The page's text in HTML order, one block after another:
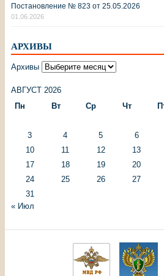
Постановление № 823 от 25.05.2026
01.06.2026
АРХИВЫ
Архивы
АВГУСТ 2026
Пн
Вт Ср Чт
3
4 5 6
10
11 12 13
17
18 19 20
24
25 26 27
31
« Июл